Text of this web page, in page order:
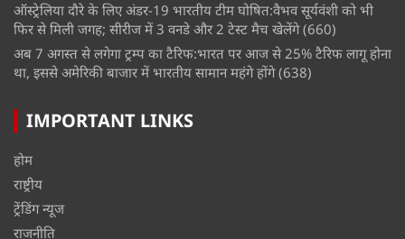
ऑस्ट्रेलिया दौरे के लिए अंडर-19 भारतीय टीम घोषित:वैभव सूर्यवंशी को भी
फिर से मिली जगह; सीरीज में 3 वनडे और 2 टेस्ट मैच खेलेंगे (660)
अब 7 अगस्त से लगेगा ट्रम्प का टैरिफ:भारत पर आज से 25% टैरिफ लागू होना
था, इससे अमेरिकी बाजार में भारतीय सामान महंगे होंगे (638)
IMPORTANT LINKS
होम
राष्ट्रीय
ट्रेंडिंग न्यूज
राजनीति